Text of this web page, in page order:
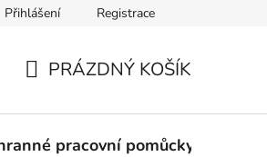
Přihlášení Registrace
KOŠÍK
PRÁZDNÝ KOŠÍK
pracovní pomůcky